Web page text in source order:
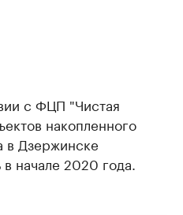
с ФЦП "Чистая
накопленного
в Дзержинске
начале 2020 года.